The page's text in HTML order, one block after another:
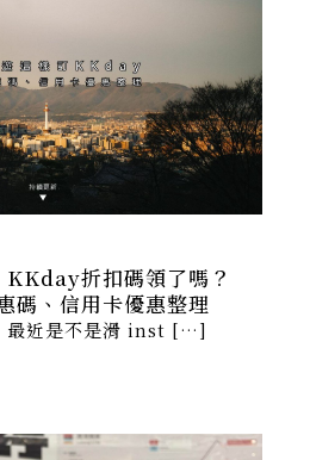
KKday折扣碼領了嗎？
碼、信用卡優惠整理
最近是不是滑 inst […]